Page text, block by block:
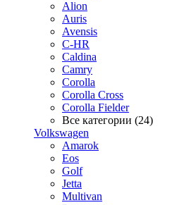
Alion
Auris
Avensis
C-HR
Caldina
Camry
Corolla
Corolla Cross
Corolla Fielder
Все категории (24)
Volkswagen
Amarok
Eos
Golf
Jetta
Multivan